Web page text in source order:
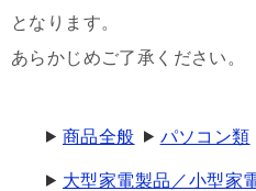
となります。
あらかじめご了承ください。
商品全般 パソコン類
大型家電製品／小型家